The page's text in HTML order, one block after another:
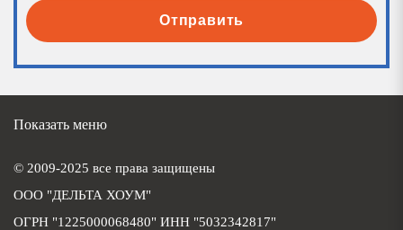
Отправить
Показать меню
© 2009-2025 все права защищены
ООО "ДЕЛЬТА ХОУМ"
ОГРН "1225000068480" ИНН "5032342817"